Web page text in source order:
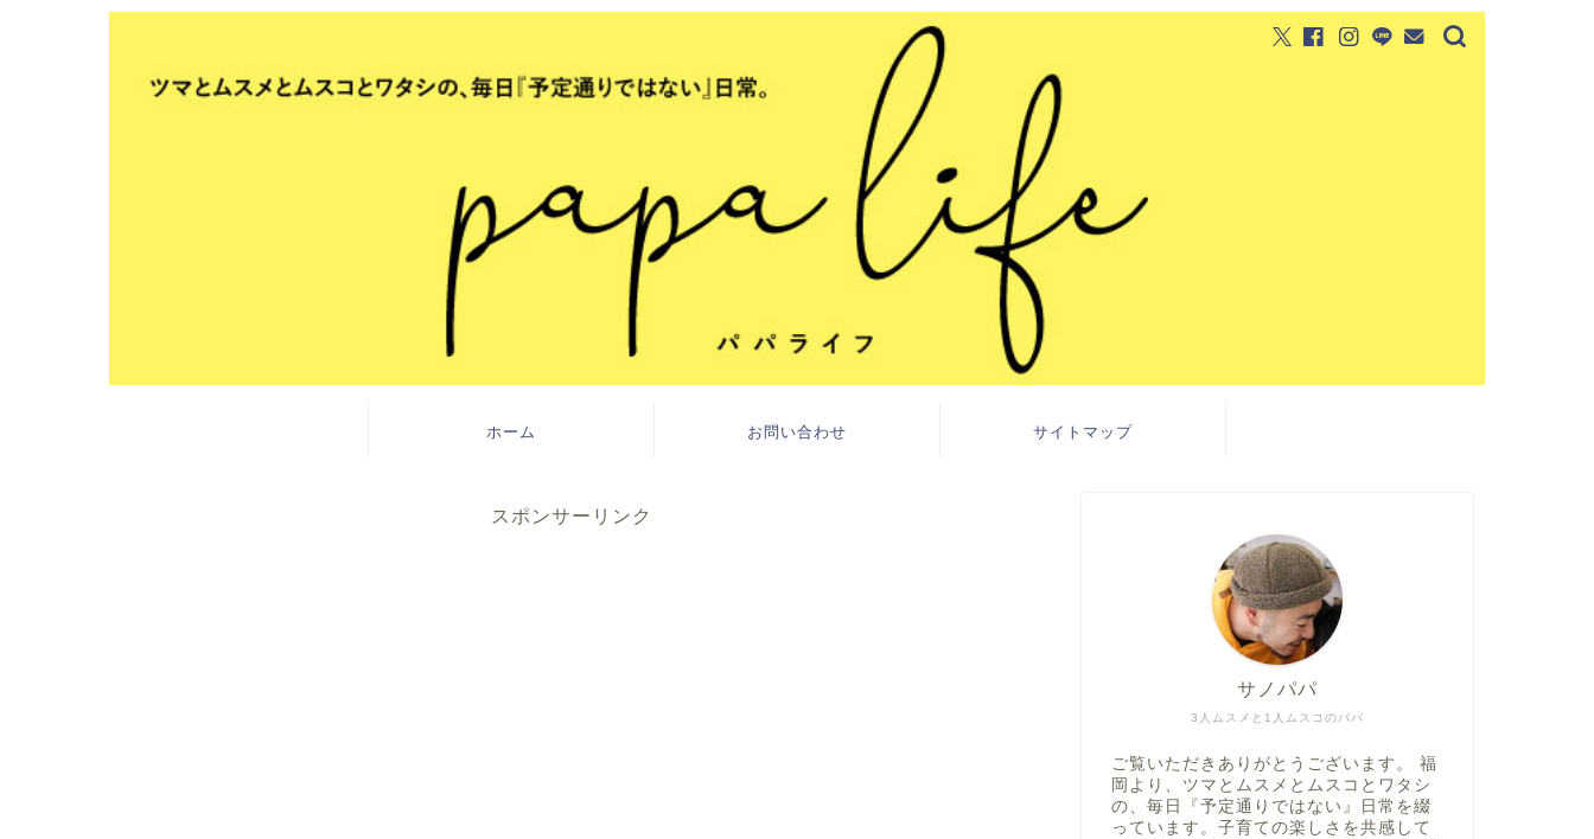
ホーム お問い合わせ サイトマップ
スポンサーリンク
3人ムスメと1人ムスコのパパ
サノパパ
ご覧いただきありがとうございます。 福
岡より、ツマとムスメとムスコとワタシ
の、毎日『予定通りではない』日常を綴
っています。子育ての楽しさを共感して